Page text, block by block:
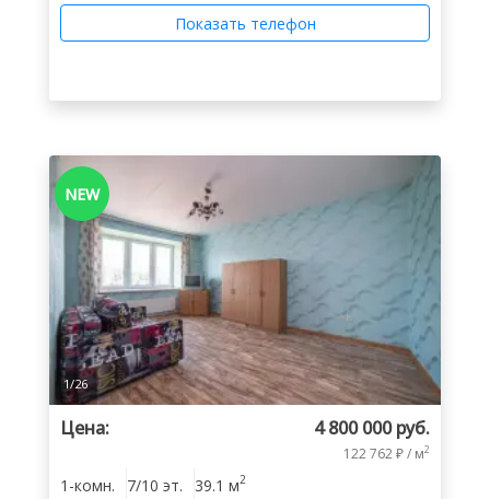
Показать телефон
1/26
NEW
Цена: 4 800 000 руб.
122 762 ₽ / м2
1-комн. 7/10 эт. 39.1 м2